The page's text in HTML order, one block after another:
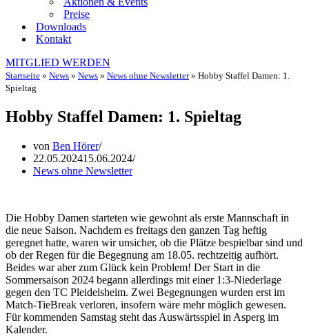
Preise
Downloads
Kontakt
MITGLIED WERDEN
Startseite » News » News » News ohne Newsletter» Hobby Staffel Damen: 1.
Spieltag
Hobby Staffel Damen: 1. Spieltag
von Ben Hörer
22.05.202415.06.2024
News ohne Newsletter
Die Hobby Damen starteten wie gewohnt als erste Mannschaft in
die neue Saison. Nachdem es freitags den ganzen Tag heftig
geregnet hatte, waren wir unsicher, ob die Plätze bespielbar sind und
ob der Regen für die Begegnung am 18.05. rechtzeitig aufhört.
Beides war aber zum Glück kein Problem! Der Start in die
Sommersaison 2024 begann allerdings mit einer 1:3-Niederlage
gegen den TC Pleidelsheim. Zwei Begegnungen wurden erst im
Match-TieBreak verloren, insofern wäre mehr möglich gewesen.
Für kommenden Samstag steht das Auswärtsspiel in Asperg im
Kalender.